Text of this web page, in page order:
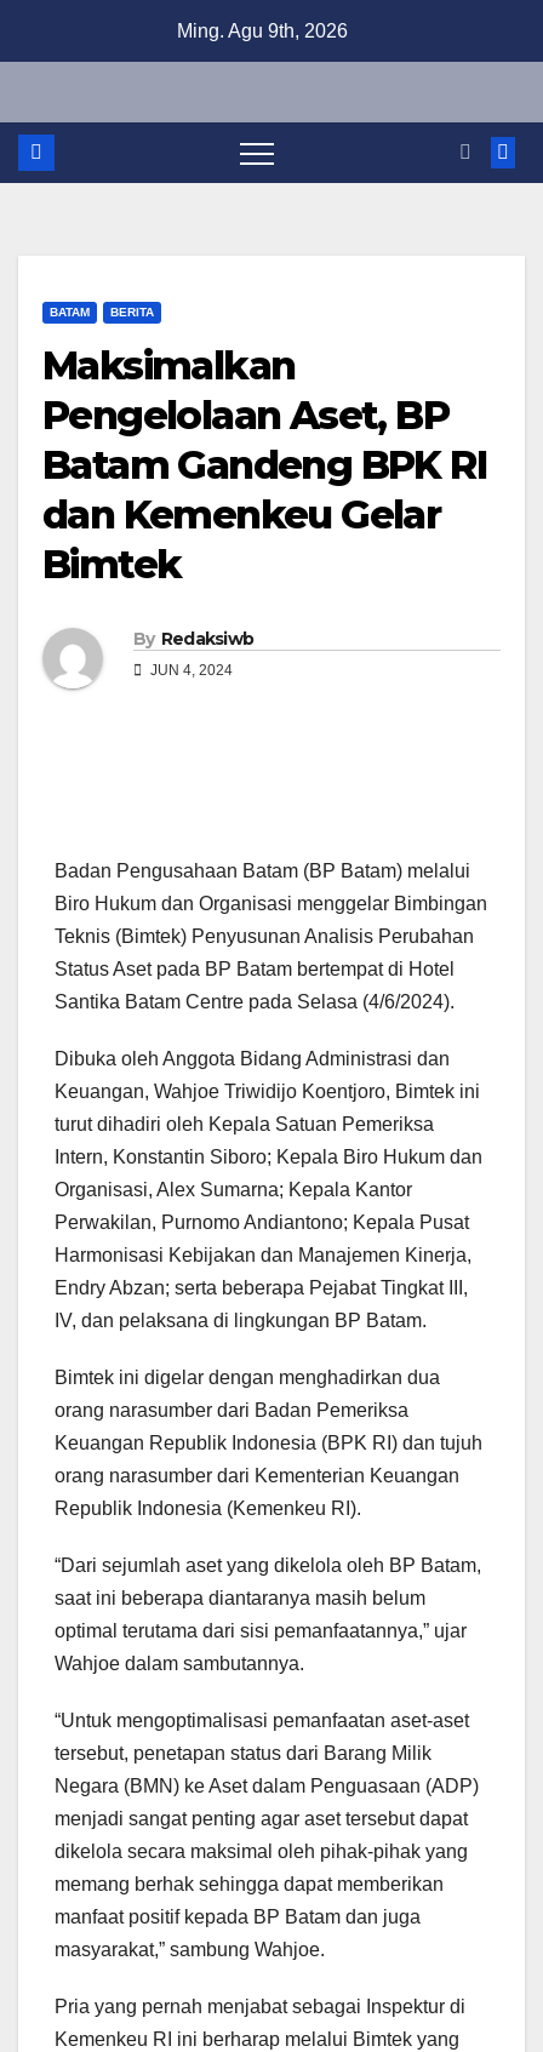
Ming. Agu 9th, 2026
BATAM BERITA
Maksimalkan
Pengelolaan Aset, BP
Batam Gandeng BPK RI
dan Kemenkeu Gelar
Bimtek
By Redaksiwb
JUN 4, 2024
Badan Pengusahaan Batam (BP Batam) melalui
Biro Hukum dan Organisasi menggelar Bimbingan
Teknis (Bimtek) Penyusunan Analisis Perubahan
Status Aset pada BP Batam bertempat di Hotel
Santika Batam Centre pada Selasa (4/6/2024).
Dibuka oleh Anggota Bidang Administrasi dan
Keuangan, Wahjoe Triwidijo Koentjoro, Bimtek ini
turut dihadiri oleh Kepala Satuan Pemeriksa
Intern, Konstantin Siboro; Kepala Biro Hukum dan
Organisasi, Alex Sumarna; Kepala Kantor
Perwakilan, Purnomo Andiantono; Kepala Pusat
Harmonisasi Kebijakan dan Manajemen Kinerja,
Endry Abzan; serta beberapa Pejabat Tingkat III,
IV, dan pelaksana di lingkungan BP Batam.
Bimtek ini digelar dengan menghadirkan dua
orang narasumber dari Badan Pemeriksa
Keuangan Republik Indonesia (BPK RI) dan tujuh
orang narasumber dari Kementerian Keuangan
Republik Indonesia (Kemenkeu RI).
“Dari sejumlah aset yang dikelola oleh BP Batam,
saat ini beberapa diantaranya masih belum
optimal terutama dari sisi pemanfaatannya,” ujar
Wahjoe dalam sambutannya.
“Untuk mengoptimalisasi pemanfaatan aset-aset
tersebut, penetapan status dari Barang Milik
Negara (BMN) ke Aset dalam Penguasaan (ADP)
menjadi sangat penting agar aset tersebut dapat
dikelola secara maksimal oleh pihak-pihak yang
memang berhak sehingga dapat memberikan
manfaat positif kepada BP Batam dan juga
masyarakat,” sambung Wahjoe.
Pria yang pernah menjabat sebagai Inspektur di
Kemenkeu RI ini berharap melalui Bimtek yang